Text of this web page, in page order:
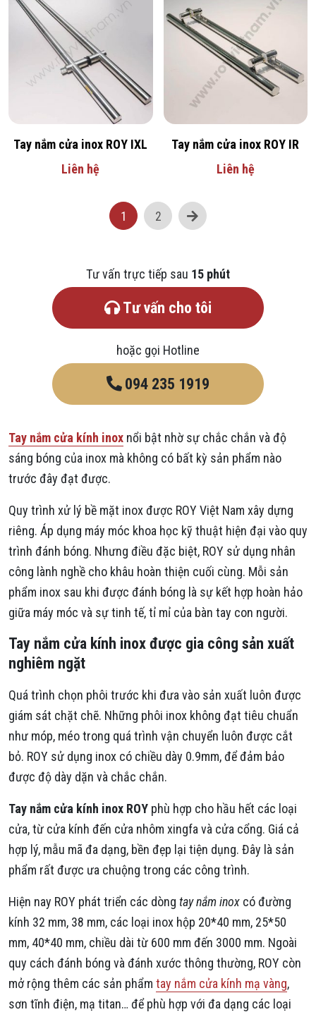
Tay nắm cửa inox ROY IXL
Liên hệ
Tay nắm cửa inox ROY IR
Liên hệ
Điều hướng bài viết
1 2 Trang sau
Tư vấn trực tiếp sau 15 phút
Tư vấn cho tôi
hoặc gọi Hotline
094 235 1919
Tay nắm cửa kính inox nổi bật nhờ sự chắc chắn và độ
sáng bóng của inox mà không có bất kỳ sản phẩm nào
trước đây đạt được.
Quy trình xử lý bề mặt inox được ROY Việt Nam xây dựng
riêng. Áp dụng máy móc khoa học kỹ thuật hiện đại vào quy
trình đánh bóng. Nhưng điều đặc biệt, ROY sử dụng nhân
công lành nghề cho khâu hoàn thiện cuối cùng. Mỗi sản
phẩm inox sau khi được đánh bóng là sự kết hợp hoàn hảo
giữa máy móc và sự tinh tế, tỉ mỉ của bàn tay con người.
Tay nắm cửa kính inox được gia công sản xuất
nghiêm ngặt
Quá trình chọn phôi trước khi đưa vào sản xuất luôn được
giám sát chặt chẽ. Những phôi inox không đạt tiêu chuẩn
như móp, méo trong quá trình vận chuyển luôn được cắt
bỏ. ROY sử dụng inox có chiều dày 0.9mm, để đảm bảo
được độ dày dặn và chắc chắn.
Tay nắm cửa kính inox ROY phù hợp cho hầu hết các loại
cửa, từ cửa kính đến cửa nhôm xingfa và cửa cổng. Giá cả
hợp lý, mẫu mã đa dạng, bền đẹp lại tiện dụng. Đây là sản
phẩm rất được ưa chuộng trong các công trình.
Hiện nay ROY phát triển các dòng tay nắm inox có đường
kính 32 mm, 38 mm, các loại inox hộp 20*40 mm, 25*50
mm, 40*40 mm, chiều dài từ 600 mm đến 3000 mm. Ngoài
quy cách đánh bóng và đánh xước thông thường, ROY còn
mở rộng thêm các sản phẩm tay nắm cửa kính mạ vàng,
sơn tĩnh điện, mạ titan… để phù hợp với đa dạng các loại